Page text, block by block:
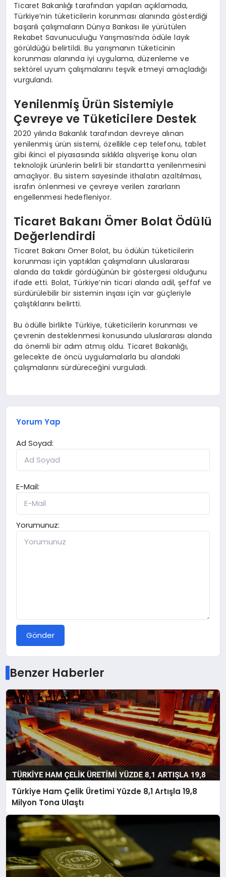
Ticaret Bakanlığı tarafından yapılan açıklamada,
Türkiye’nin tüketicilerin korunması alanında gösterdiği
başarılı çalışmaların Dünya Bankası ile yürütülen
Rekabet Savunuculuğu Yarışması’nda ödüle layık
görüldüğü belirtildi. Bu yarışmanın tüketicinin
korunması alanında iyi uygulama, düzenleme ve
sektörel uyum çalışmalarını teşvik etmeyi amaçladığı
vurgulandı.
Yenilenmiş Ürün Sistemiyle
Çevreye ve Tüketicilere Destek
2020 yılında Bakanlık tarafından devreye alınan
yenilenmiş ürün sistemi, özellikle cep telefonu, tablet
gibi ikinci el piyasasında sıklıkla alışverişe konu olan
teknolojik ürünlerin belirli bir standartta yenilenmesini
amaçlıyor. Bu sistem sayesinde ithalatın azaltılması,
israfın önlenmesi ve çevreye verilen zararların
engellenmesi hedefleniyor.
Ticaret Bakanı Ömer Bolat Ödülü
Değerlendirdi
Ticaret Bakanı Ömer Bolat, bu ödülün tüketicilerin
korunması için yaptıkları çalışmaların uluslararası
alanda da takdir gördüğünün bir göstergesi olduğunu
ifade etti. Bolat, Türkiye’nin ticari alanda adil, şeffaf ve
sürdürülebilir bir sistemin inşası için var güçleriyle
çalıştıklarını belirtti.
Bu ödülle birlikte Türkiye, tüketicilerin korunması ve
çevrenin desteklenmesi konusunda uluslararası alanda
da önemli bir adım atmış oldu. Ticaret Bakanlığı,
gelecekte de öncü uygulamalarla bu alandaki
çalışmalarını sürdüreceğini vurguladı.
Yorum Yap
Ad Soyad:
E-Mail:
Yorumunuz:
Gönder
Benzer Haberler
Türkiye Ham Çelik Üretimi Yüzde 8,1 Artışla 19,8
Milyon Tona Ulaştı